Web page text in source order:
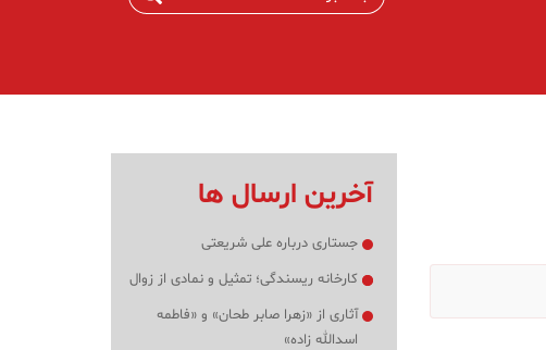
آخرین ارسال ها
جستاری درباره علی شریعتی
کارخانه ریسندگی؛ تمثیل و نمادی از زوال
آثاری از «زهرا صابر طحان» و «فاطمه
اسدالله زاده»